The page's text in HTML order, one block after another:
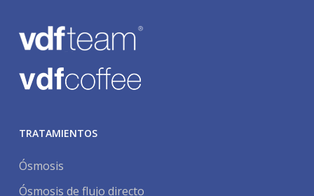
TRATAMIENTOS
Ósmosis
Ósmosis de flujo directo